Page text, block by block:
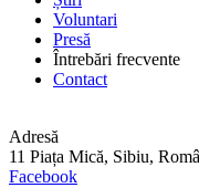
Voluntari
Presă
Întrebări frecvente
Contact
Adresă
11 Piața Mică, Sibiu,
Facebook